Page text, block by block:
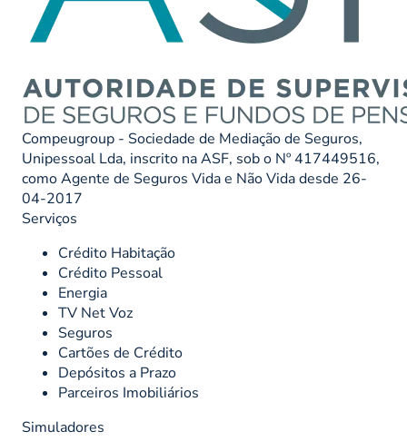
Compeugroup - Sociedade de Mediação de Seguros,
Unipessoal Lda, inscrito na ASF, sob o Nº 417449516,
como Agente de Seguros Vida e Não Vida desde 26-
04-2017
Serviços
Crédito Habitação
Crédito Pessoal
Energia
TV Net Voz
Seguros
Cartões de Crédito
Depósitos a Prazo
Parceiros Imobiliários
Simuladores